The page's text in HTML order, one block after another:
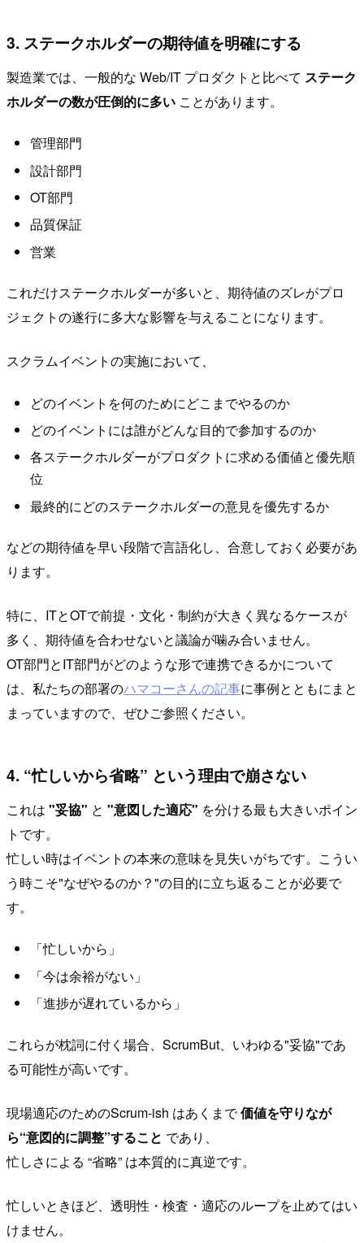
3. ステークホルダーの期待値を明確にする
製造業では、一般的な Web/IT プロダクトと比べて ステーク
ホルダーの数が圧倒的に多い ことがあります。
管理部門
設計部門
OT部門
品質保証
営業
これだけステークホルダーが多いと、期待値のズレがプロ
ジェクトの遂行に多大な影響を与えることになります。
スクラムイベントの実施において、
どのイベントを何のためにどこまでやるのか
どのイベントには誰がどんな目的で参加するのか
各ステークホルダーがプロダクトに求める価値と優先順
位
最終的にどのステークホルダーの意見を優先するか
などの期待値を早い段階で言語化し、合意しておく必要があ
ります。
特に、ITとOTで前提・文化・制約が大きく異なるケースが
多く、期待値を合わせないと議論が噛み合いません。
OT部門とIT部門がどのような形で連携できるかについて
は、私たちの部署のハマコーさんの記事に事例とともにまと
まっていますので、ぜひご参照ください。
4. “忙しいから省略” という理由で崩さない
これは "妥協" と "意図した適応" を分ける最も大きいポイン
トです。
忙しい時はイベントの本来の意味を見失いがちです。こうい
う時こそ"なぜやるのか？"の目的に立ち返ることが必要で
す。
「忙しいから」
「今は余裕がない」
「進捗が遅れているから」
これらが枕詞に付く場合、ScrumBut、いわゆる"妥協"であ
る可能性が高いです。
現場適応のためのScrum-ish はあくまで価値を守りなが
ら“意図的に調整”すること であり、
忙しさによる “省略” は本質的に真逆です。
忙しいときほど、透明性・検査・適応のループを止めてはい
けません。